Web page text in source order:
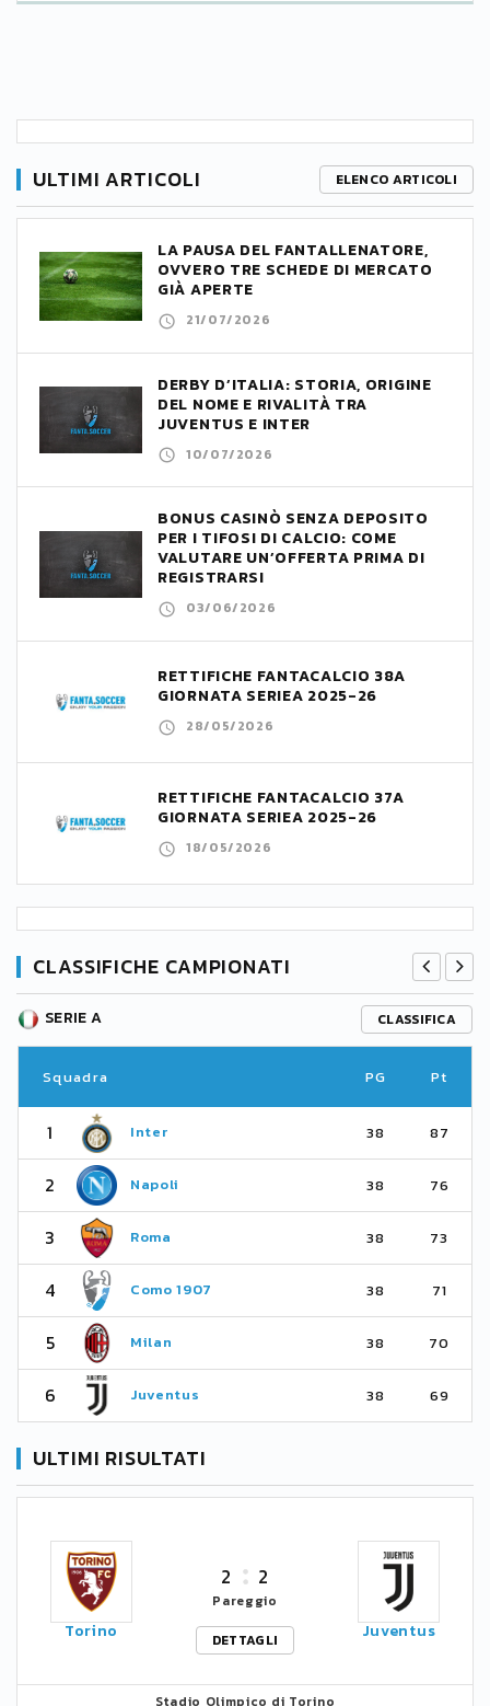
ULTIMI ARTICOLI ELENCO ARTICOLI
LA PAUSA DEL FANTALLENATORE,
OVVERO TRE SCHEDE DI MERCATO
GIÀ APERTE
21/07/2026
DERBY D’ITALIA: STORIA, ORIGINE
DEL NOME E RIVALITÀ TRA
JUVENTUS E INTER
10/07/2026
BONUS CASINÒ SENZA DEPOSITO
PER I TIFOSI DI CALCIO: COME
VALUTARE UN’OFFERTA PRIMA DI
REGISTRARSI
03/06/2026
RETTIFICHE FANTACALCIO 38A
GIORNATA SERIEA 2025-26
28/05/2026
RETTIFICHE FANTACALCIO 37A
GIORNATA SERIEA 2025-26
18/05/2026
CLASSIFICHE CAMPIONATI
SERIE A CLASSIFICA
Squadra PG Pt
1 Inter 38 87
2 Napoli 38 76
3 Roma 38 73
4 Como 1907 38 71
5 Milan 38 70
6 Juventus 38 69
ULTIMI RISULTATI
Torino
2 2
Pareggio
DETTAGLI
Juventus
Stadio Olimpico di Torino